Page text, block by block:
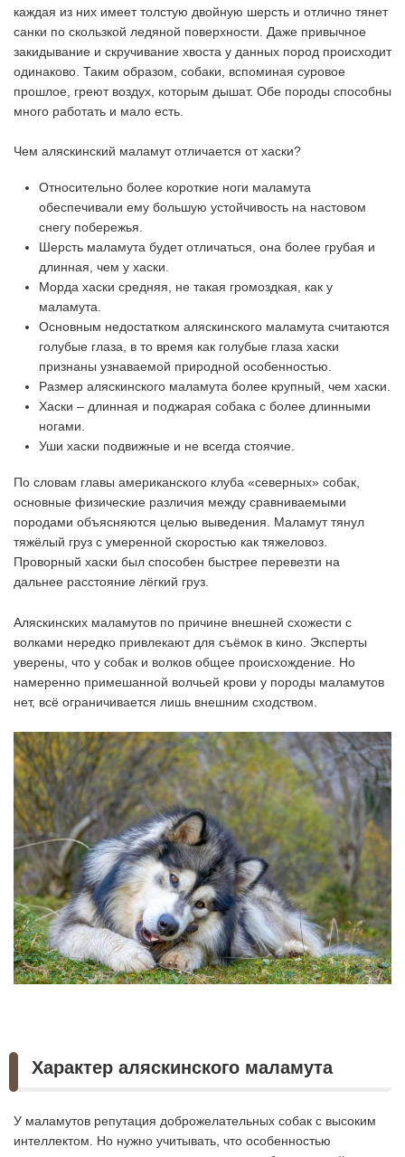
каждая из них имеет толстую двойную шерсть и отлично тянет
санки по скользкой ледяной поверхности. Даже привычное
закидывание и скручивание хвоста у данных пород происходит
одинаково. Таким образом, собаки, вспоминая суровое
прошлое, греют воздух, которым дышат. Обе породы способны
много работать и мало есть.
Чем аляскинский маламут отличается от хаски?
Относительно более короткие ноги маламута
обеспечивали ему большую устойчивость на настовом
снегу побережья.
Шерсть маламута будет отличаться, она более грубая и
длинная, чем у хаски.
Морда хаски средняя, не такая громоздкая, как у
маламута.
Основным недостатком аляскинского маламута считаются
голубые глаза, в то время как голубые глаза хаски
признаны узнаваемой природной особенностью.
Размер аляскинского маламута более крупный, чем хаски.
Хаски – длинная и поджарая собака с более длинными
ногами.
Уши хаски подвижные и не всегда стоячие.
По словам главы американского клуба «северных» собак,
основные физические различия между сравниваемыми
породами объясняются целью выведения. Маламут тянул
тяжёлый груз с умеренной скоростью как тяжеловоз.
Проворный хаски был способен быстрее перевезти на
дальнее расстояние лёгкий груз.
Аляскинских маламутов по причине внешней схожести с
волками нередко привлекают для съёмок в кино. Эксперты
уверены, что у собак и волков общее происхождение. Но
намеренно примешанной волчьей крови у породы маламутов
нет, всё ограничивается лишь внешним сходством.
Характер аляскинского маламута
У маламутов репутация доброжелательных собак с высоким
интеллектом. Но нужно учитывать, что особенностью